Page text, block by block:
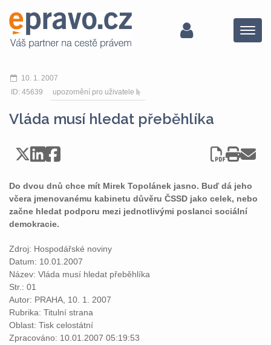
Menu
10. 1. 2007
ID: 45639
upozornění pro uživatele
Vláda musí hledat přeběhlíka
Do dvou dnů chce mít Mirek Topolánek jasno. Buď dá jeho
včera jmenovanému kabinetu důvěru ČSSD jako celek, nebo
začne hledat podporu mezi jednotlivými poslanci sociální
demokracie.
Zdroj: Hospodářské noviny
Datum: 10.01.2007
Název: Vláda musí hledat přeběhlíka
Str.: 01
Autor: PRAHA, 10. 1. 2007
Rubrika: Titulní strana
Oblast: Tisk celostátní
Zpracováno: 10.01.2007 05:19:53